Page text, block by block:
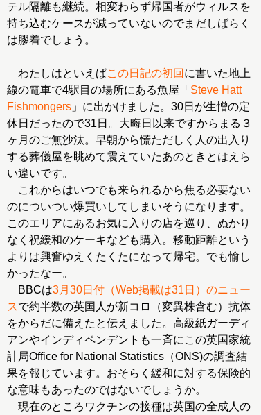
テル隔離も継続。相変わらず帰国者がウィルスを
持ち込むケースが減っていないのでまだしばらく
は膠着でしょう。
わたしはといえばこの日記の初回 に書いた地上
線の電車で4駅目の場所にある魚屋「 Steve Hatt
Fishmongers 」に出かけました。30日が生憎の定
休日だったので31日。大晦日以来ですからまる３
ヶ月のご無沙汰。早朝から慌ただしく人の出入り
する葬儀屋を眺めて震えていたあのときとはえら
い違いです。
これからはいつでも来られるから焦る必要ない
のについつい爆買いしてしまいそうになります。
このエリアにあるお気に入りの店を巡り、ぬかり
なく祝緩和のケーキなども購入。移動距離という
よりは興奮ゆえくたくたになって帰宅。でも愉し
かったなー。
BBCは3月30日付（Web掲載は31日）のニュー
スで約半数の英国人が新コロ（変異株含む）抗体
をからだに備えたと伝えました。高級紙ガーディ
アンやインディペンデントも一斉にこの英国家統
計局Office for National Statistics（ONS)の調査結
果を報じています。おそらく緩和に対する保険的
な意味もあったのではないでしょうか。
現在のところワクチンの接種は英国の全成人の